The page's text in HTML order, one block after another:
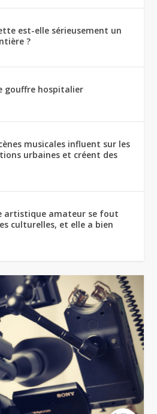
est-elle sérieusement un
?
gouffre hospitalier
musicales influent sur les
urbaines et créent des
artistique amateur se fout
culturelles, et elle a bien